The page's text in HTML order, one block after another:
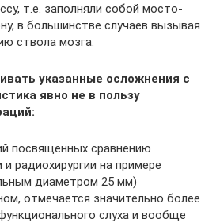
т.е. заполняли собой мосто-
в большинстве случаев вызывая
ствола мозга.
указанные осложнения с
явно не в пользу
посвященных сравнению
и радиохирургии на примере
диаметром 25 мм)
отмечается значительно более
слуха и вообще